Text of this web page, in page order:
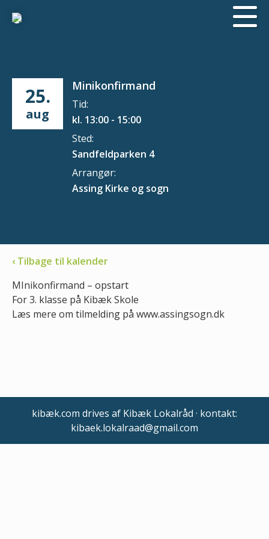
25.
aug
Minikonfirmand
Tid:
kl. 13:00 - 15:00
Sted:
Sandfeldparken 4
Arrangør:
Assing Kirke og sogn
‹ Tilbage til kalender
MInikonfirmand – opstart
For 3. klasse på Kibæk Skole
Læs mere om tilmelding på www.assingsogn.dk
kibæk.com drives af Kibæk Lokalråd · kontakt:
kibaek.lokalraad@gmail.com